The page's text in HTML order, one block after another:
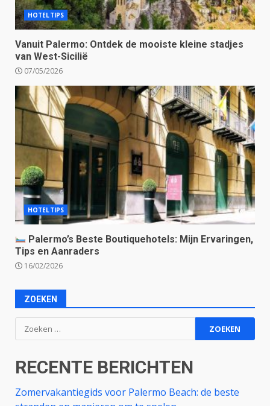
HOTELTIPS
Vanuit Palermo: Ontdek de mooiste kleine stadjes
van West-Sicilië
07/05/2026
HOTELTIPS
Palermo’s Beste Boutiquehotels: Mijn Ervaringen,
Tips en Aanraders
16/02/2026
ZOEKEN
Zoeken
naar:
RECENTE BERICHTEN
Zomervakantiegids voor Palermo Beach: de beste